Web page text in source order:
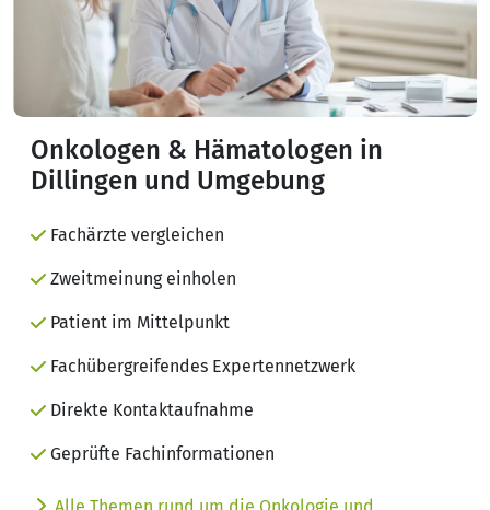
Onkologen & Hämatologen in
Dillingen und Umgebung
Fachärzte vergleichen
Zweitmeinung einholen
Patient im Mittelpunkt
Fachübergreifendes Expertennetzwerk
Direkte Kontaktaufnahme
Geprüfte Fachinformationen